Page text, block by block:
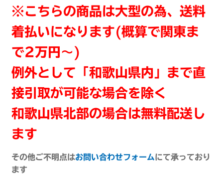
※こちらの商品は大型の為、送料
着払いになります(概算で関東ま
で2万円～)
例外として「和歌山県内」まで直
接引取が可能な場合を除く
和歌山県北部の場合は無料配送し
ます
その他ご不明点はお問い合わせフォームにて承っており
ます